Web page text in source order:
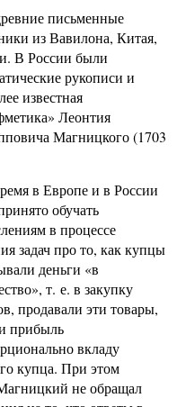
письменные
из Вавилона, Китая,
В России были
рукописи и
известная
Леонтия
Магницкого (1703
в Европе и в России
обучать
в процессе
задач про то, как купцы
деньги «в
т. е. в закупку
продавали эти товары,
прибыль
вкладу
купца. При этом
не обращал